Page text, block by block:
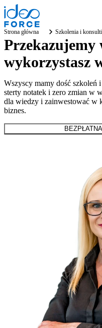
Strona główna
Szkolenia i
Przekazujemy
wykorzystasz
Wszyscy mamy dość szkoleń
sterty notatek i zero zmian w
dla wiedzy i zainwestować w
biznes.